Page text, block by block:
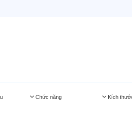
Chức năng Kích